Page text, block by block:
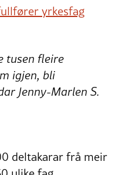
yrkesfag
tusen fleire
igjen, bli
Jenny-Marlen S.
deltakarar frå meir